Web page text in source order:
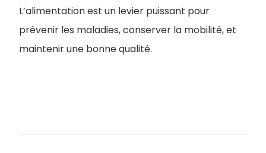
L’alimentation est un levier puissant pour
prévenir les maladies, conserver la mobilité, et
maintenir une bonne qualité.